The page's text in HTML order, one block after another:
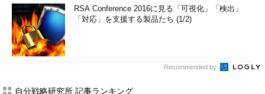
RSA Conference 2016に見る「可視化」「検出」
「対応」を支援する製品たち (1/2)
Recommended by
自分戦略研究所 記事ランキング